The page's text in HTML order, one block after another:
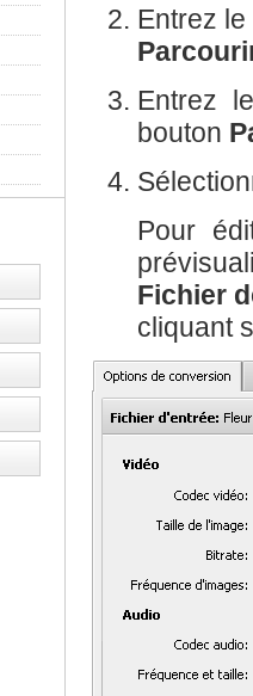
Entrez
Entrez
bouton
Pour
Fichier
cliquant